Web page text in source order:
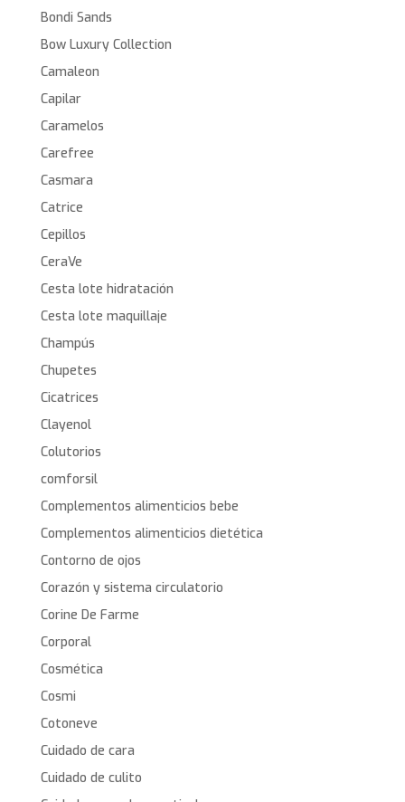
Bondi Sands
Bow Luxury Collection
Camaleon
Capilar
Caramelos
Carefree
Casmara
Catrice
Cepillos
CeraVe
Cesta lote hidratación
Cesta lote maquillaje
Champús
Chupetes
Cicatrices
Clayenol
Colutorios
comforsil
Complementos alimenticios bebe
Complementos alimenticios dietética
Contorno de ojos
Corazón y sistema circulatorio
Corine De Farme
Corporal
Cosmética
Cosmi
Cotoneve
Cuidado de cara
Cuidado de culito